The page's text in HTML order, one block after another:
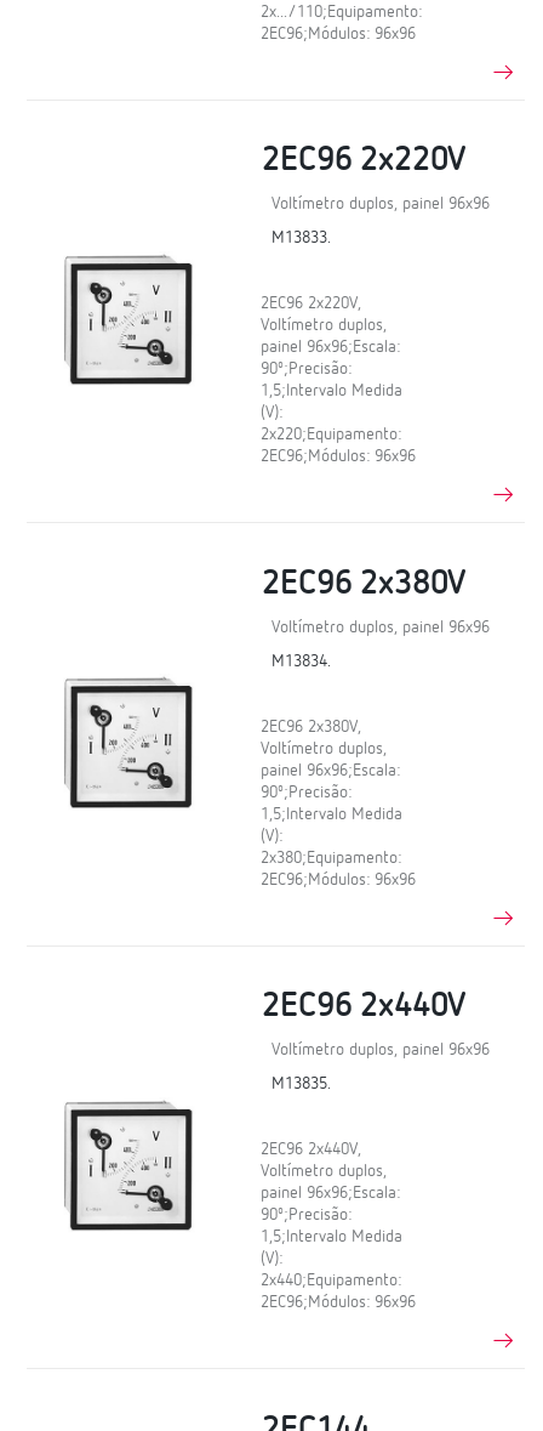
2x.../110;Equipamento:
2EC96;Módulos: 96x96
2EC96 2x220V
Voltímetro duplos, painel 96x96
M13833.
2EC96 2x220V,
Voltímetro duplos,
painel 96x96;Escala:
90º;Precisão:
1,5;Intervalo Medida
(V):
2x220;Equipamento:
2EC96;Módulos: 96x96
2EC96 2x380V
Voltímetro duplos, painel 96x96
M13834.
2EC96 2x380V,
Voltímetro duplos,
painel 96x96;Escala:
90º;Precisão:
1,5;Intervalo Medida
(V):
2x380;Equipamento:
2EC96;Módulos: 96x96
2EC96 2x440V
Voltímetro duplos, painel 96x96
M13835.
2EC96 2x440V,
Voltímetro duplos,
painel 96x96;Escala:
90º;Precisão:
1,5;Intervalo Medida
(V):
2x440;Equipamento:
2EC96;Módulos: 96x96